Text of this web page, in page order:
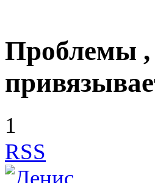
Проблемы ,
1
RSS